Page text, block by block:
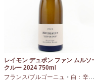
レイモン デュポン ファン ムルソ
クルー 2024 750ml
フランス/ブルゴーニュ ・ 白：辛口